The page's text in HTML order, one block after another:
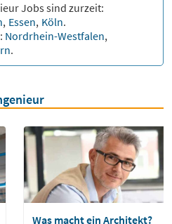
Jobs sind zurzeit:
, Essen, Köln.
Nordrhein-Westfalen,
.
Was macht ein Architekt?